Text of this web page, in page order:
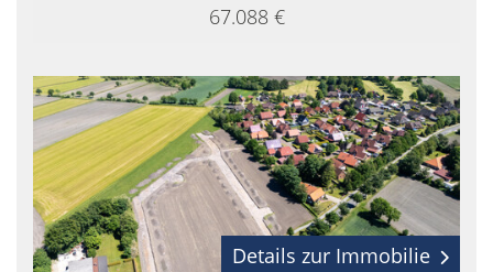
67.088 €
Details zur Immobilie